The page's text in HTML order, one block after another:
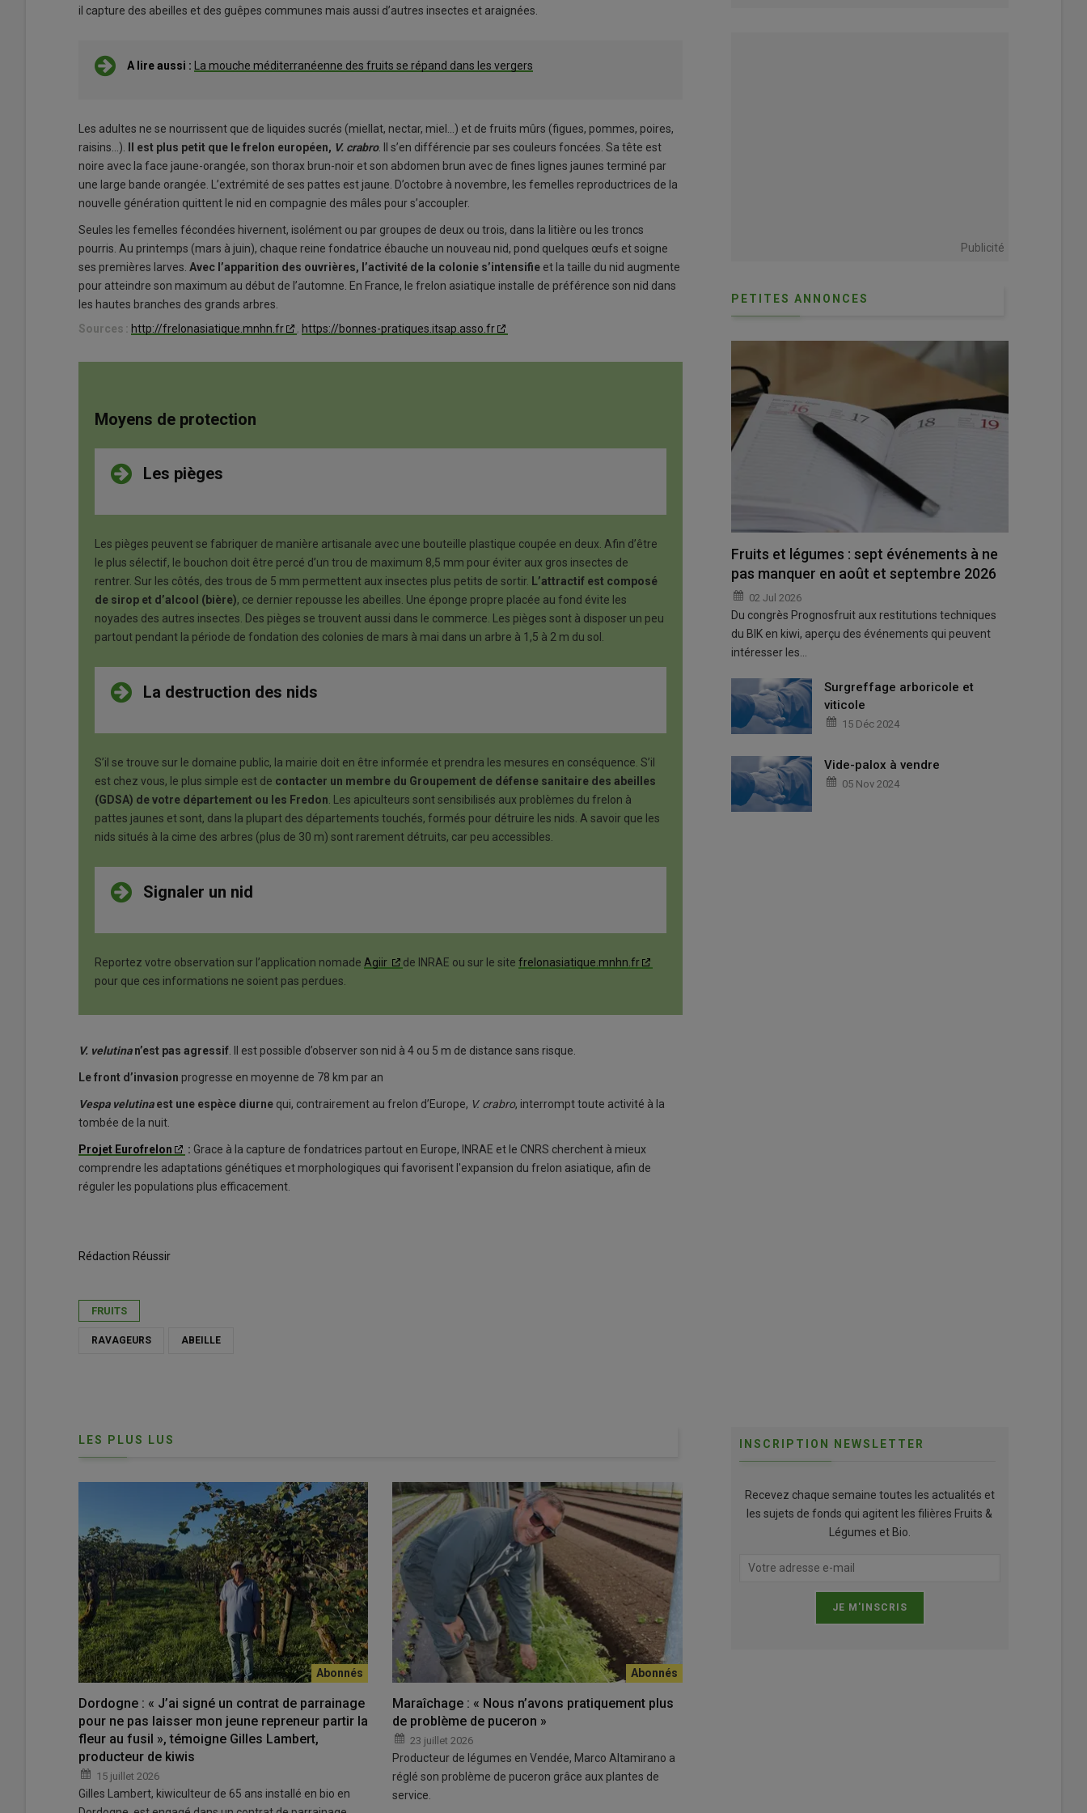
il capture des abeilles et des guêpes communes mais aussi d’autres insectes et araignées.
A lire aussi : La mouche méditerranéenne des fruits se répand dans les vergers
Les adultes ne se nourrissent que de liquides sucrés (miellat, nectar, miel…) et de fruits mûrs (figues, pommes, poires,
raisins…).
Il est plus petit que le frelon européen, V. crabro. Il s’en différencie par ses couleurs foncées. Sa tête est
noire avec la face jaune-orangée, son thorax brun-noir et son abdomen brun avec de fines lignes jaunes terminé par
une large bande orangée. L’extrémité de ses pattes est jaune. D’octobre à novembre, les femelles reproductrices de la
nouvelle génération quittent le nid en compagnie des mâles pour s’accoupler.
Seules les femelles fécondées hivernent, isolément ou par groupes de deux ou trois, dans la litière ou les troncs
pourris. Au printemps (mars à juin), chaque reine fondatrice ébauche un nouveau nid, pond quelques œufs et soigne
ses premières larves. Avec l’apparition des ouvrières, l’activité de la colonie s’intensifie et la taille du nid augmente
pour atteindre son maximum au début de l’automne. En France, le frelon asiatique installe de préférence son nid dans
les hautes branches des grands arbres.
Sources : http://frelonasiatique.mnhn.fr , https://bonnes-pratiques.itsap.asso.fr
Moyens de protection
Les pièges
Les pièges peuvent se fabriquer de manière artisanale avec une bouteille plastique coupée en deux. Afin d’être
le plus sélectif, le bouchon doit être percé d’un trou de maximum 8,5 mm pour éviter aux gros insectes de
rentrer. Sur les côtés, des trous de 5 mm permettent aux insectes plus petits de sortir. L’attractif est composé
de sirop et d’alcool (bière), ce dernier repousse les abeilles. Une éponge propre placée au fond évite les
noyades des autres insectes. Des pièges se trouvent aussi dans le commerce. Les pièges sont à disposer un peu
partout pendant la période de fondation des colonies de mars à mai dans un arbre à 1,5 à 2 m du sol.
La destruction des nids
S’il se trouve sur le domaine public, la mairie doit en être informée et prendra les mesures en conséquence. S’il
est chez vous, le plus simple est de contacter un membre du Groupement de défense sanitaire des abeilles
(GDSA) de votre département ou les Fredon. Les apiculteurs sont sensibilisés aux problèmes du frelon à
pattes jaunes et sont, dans la plupart des départements touchés, formés pour détruire les nids. A savoir que les
nids situés à la cime des arbres (plus de 30 m) sont rarement détruits, car peu accessibles.
Signaler un nid
Reportez votre observation sur l’application nomade Agiir de INRAE ou sur le site frelonasiatique.mnhn.fr
pour que ces informations ne soient pas perdues.
V. velutinan’est pas agressif. Il est possible d’observer son nid à 4 ou 5 m de distance sans risque.
Le front d’invasion progresse en moyenne de 78 km par an
Vespa velutinaest une espèce diurne qui, contrairement au frelon d’Europe, V. crabro, interrompt toute activité à la
tombée de la nuit.
Projet Eurofrelon : Grace à la capture de fondatrices partout en Europe, INRAE et le CNRS cherchent à mieux
comprendre les adaptations génétiques et morphologiques qui favorisent l'expansion du frelon asiatique, afin de
réguler les populations plus efficacement.
Rédaction Réussir
FRUITS
RAVAGEURS ABEILLE
Publicité
PETITES ANNONCES
Fruits et légumes : sept événements à ne
pas manquer en août et septembre 2026
02 Jul 2026
Du congrès Prognosfruit aux restitutions techniques
du BIK en kiwi, aperçu des événements qui peuvent
intéresser les…
Surgreffage arboricole et
viticole
15 Déc 2024
Vide-palox à vendre
05 Nov 2024
LES PLUS LUS
Dordogne : « J’ai signé un contrat de parrainage
pour ne pas laisser mon jeune repreneur partir la
fleur au fusil », témoigne Gilles Lambert,
producteur de kiwis
15 juillet 2026
Gilles Lambert, kiwiculteur de 65 ans installé en bio en
Maraîchage : « Nous n’avons pratiquement plus
de problème de puceron »
23 juillet 2026
Producteur de légumes en Vendée, Marco Altamirano a
réglé son problème de puceron grâce aux plantes de
service.
INSCRIPTION NEWSLETTER
Recevez chaque semaine toutes les actualités et
les sujets de fonds qui agitent les filières Fruits &
Légumes et Bio.